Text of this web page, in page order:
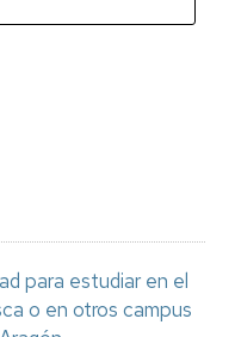
para estudiar en el
o en otros campus